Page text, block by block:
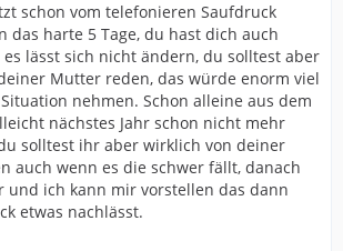
schon vom telefonieren Saufdruck
das harte 5 Tage, du hast dich auch
lässt sich nicht ändern, du solltest aber
Mutter reden, das würde enorm viel
nehmen. Schon alleine aus dem
nächstes Jahr schon nicht mehr
solltest ihr aber wirklich von deiner
auch wenn es die schwer fällt, danach
und ich kann mir vorstellen das dann
etwas nachlässt.